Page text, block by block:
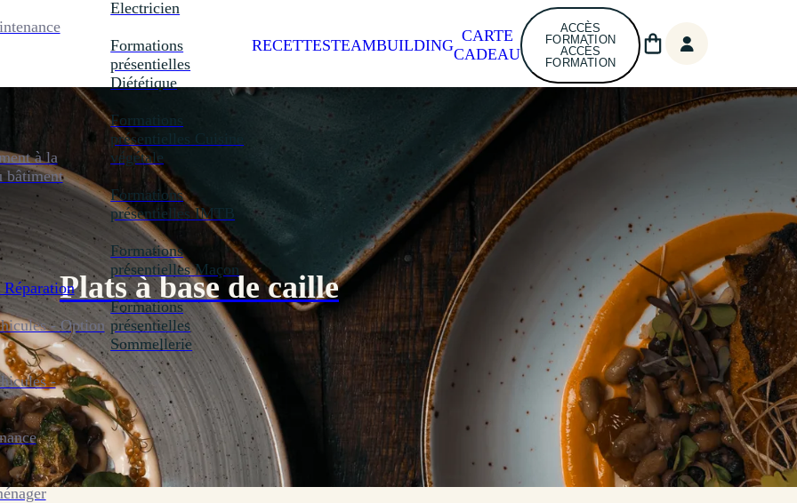
à la
bâtiment
- Option
-
Electricien
Formations
présentielles
Diététique
Formations
présentielles Cuisine
végétale
Formations
présentielles IMTB
Formations
présentielles Maçon
Formations
présentielles
Sommellerie
RECETTESTEAMBUILDING
CARTE
CADEAU
ACCÈS
FORMATION
ACCÈS
FORMATION
Plats à base de caille